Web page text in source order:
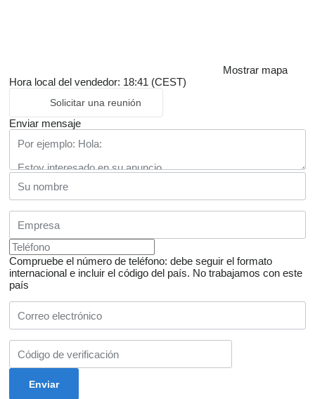
Mostrar mapa
Hora local del vendedor: 18:41 (CEST)
Solicitar una reunión
Enviar mensaje
Compruebe el número de teléfono: debe seguir el formato
internacional e incluir el código del país. No trabajamos con este
país